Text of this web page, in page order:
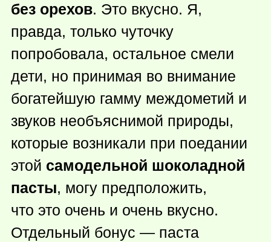
без орехов. Это вкусно. Я,
правда, только чуточку
попробовала, остальное смели
дети, но принимая во внимание
богатейшую гамму междометий и
звуков необъяснимой природы,
которые возникали при поедании
этой самодельной шоколадной
пасты, могу предположить,
что это очень и очень вкусно.
Отдельный бонус — паста